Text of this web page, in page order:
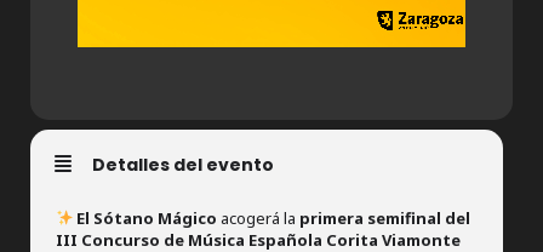
Detalles del evento
El Sótano Mágico acogerá la primera semifinal del
III Concurso de Música Española Corita Viamonte